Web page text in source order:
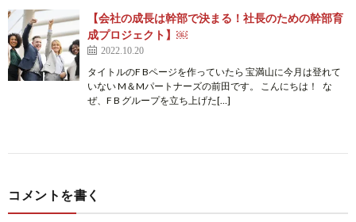
【会社の成長は幹部で決まる！社長のための幹部育
成プロジェクト】￼
2022.10.20
タイトルのF Bページを作っていたら 宝満山に今月は登れて
いない M＆Mパートナーズの前田です。 こんにちは！ な
ぜ、F B グループを立ち上げた[…]
コメントを書く